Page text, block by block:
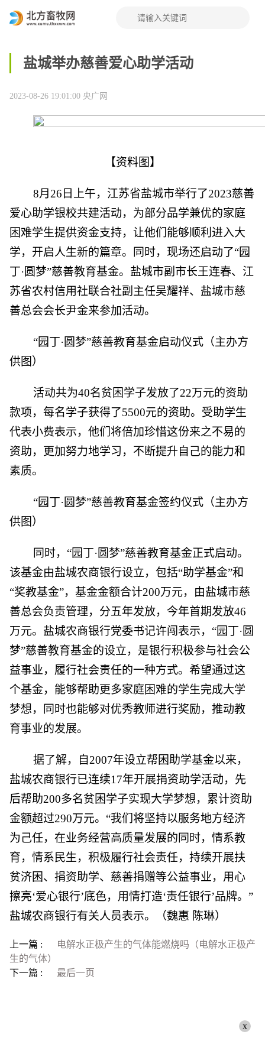
盐城举办慈善爱心助学活动
2023-08-26 19:01:00 央广网
【资料图】
8月26日上午，江苏省盐城市举行了2023慈善
爱心助学银校共建活动，为部分品学兼优的家庭
困难学生提供资金支持，让他们能够顺利进入大
学，开启人生新的篇章。同时，现场还启动了“园
丁·圆梦”慈善教育基金。盐城市副市长王连春、江
苏省农村信用社联合社副主任吴耀祥、盐城市慈
善总会会长尹金来参加活动。
“园丁·圆梦”慈善教育基金启动仪式（主办方
供图）
活动共为40名贫困学子发放了22万元的资助
款项，每名学子获得了5500元的资助。受助学生
代表小费表示，他们将倍加珍惜这份来之不易的
资助，更加努力地学习，不断提升自己的能力和
素质。
“园丁·圆梦”慈善教育基金签约仪式（主办方
供图）
同时，“园丁·圆梦”慈善教育基金正式启动。
该基金由盐城农商银行设立，包括“助学基金”和
“奖教基金”，基金金额合计200万元，由盐城市慈
善总会负责管理，分五年发放，今年首期发放46
万元。盐城农商银行党委书记许闯表示，“园丁·圆
梦”慈善教育基金的设立，是银行积极参与社会公
益事业，履行社会责任的一种方式。希望通过这
个基金，能够帮助更多家庭困难的学生完成大学
梦想，同时也能够对优秀教师进行奖励，推动教
育事业的发展。
据了解，自2007年设立帮困助学基金以来，
盐城农商银行已连续17年开展捐资助学活动，先
后帮助200多名贫困学子实现大学梦想，累计资助
金额超过290万元。“我们将坚持以服务地方经济
为己任，在业务经营高质量发展的同时，情系教
育，情系民生，积极履行社会责任，持续开展扶
贫济困、捐资助学、慈善捐赠等公益事业，用心
擦亮‘爱心银行’底色，用情打造‘责任银行’品牌。”
盐城农商银行有关人员表示。（魏惠 陈琳）
上一篇 :
电解水正极产生的气体能燃烧吗（电解水正极产
生的气体）
下一篇 :
最后一页
x